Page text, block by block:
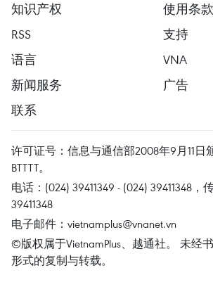
知识产权
使用条款
RSS
支持
语言
VNA
新闻服务
广告
联系
许可证号：信息与通信部2008年9月11日
BTTTT。
电话：(024) 39411349 - (024) 39411348，
39411348
电子邮件： vietnamplus@vnanet.vn
©版权属于VietnamPlus、越通社。 未经
形式的复制与转载。